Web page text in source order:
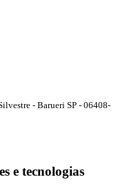
- Barueri SP - 06408-
e tecnologias